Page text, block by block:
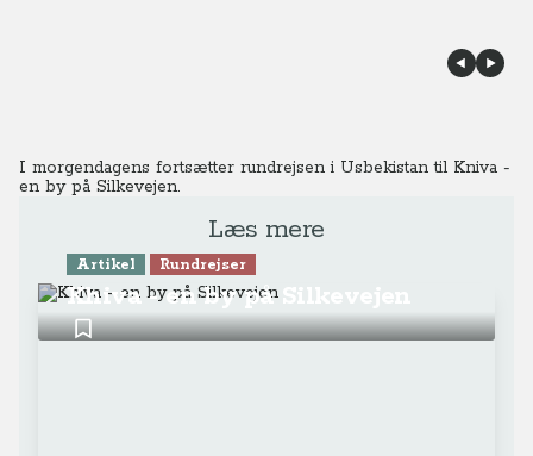
I morgendagens fortsætter rundrejsen i Usbekistan til Kniva -
en by på Silkevejen.
Læs mere
Artikel Rundrejser
Khiva - en by på Silkevejen